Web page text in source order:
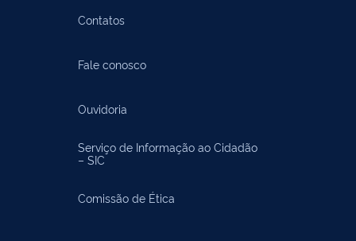
Contatos
Fale conosco
Ouvidoria
Serviço de Informação ao Cidadão
– SIC
Comissão de Ética